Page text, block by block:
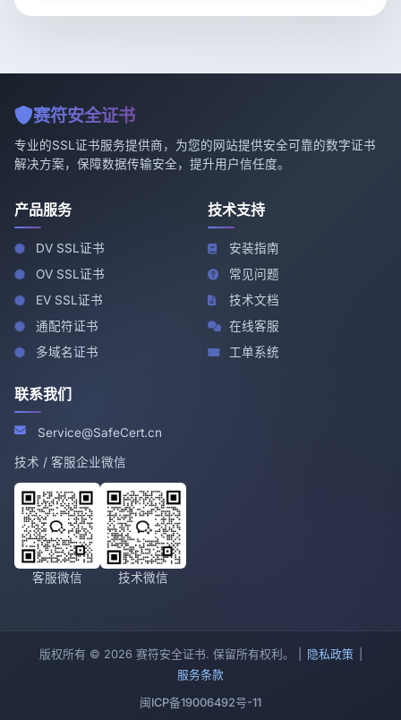
赛符安全证书
专业的SSL证书服务提供商，为您的网站提供安全可靠的数字证书
解决方案，保障数据传输安全，提升用户信任度。
产品服务
DV SSL证书
OV SSL证书
EV SSL证书
通配符证书
多域名证书
技术支持
安装指南
常见问题
技术文档
在线客服
工单系统
联系我们
Service@SafeCert.cn
技术 / 客服企业微信
客服微信 技术微信
版权所有 © 2026 赛符安全证书. 保留所有权利。 | 隐私政策
服务条款
闽ICP备19006492号-11